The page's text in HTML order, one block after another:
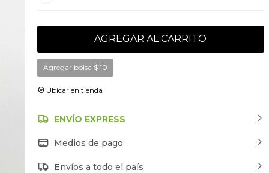
AGREGAR AL CARRITO
Agregar bolsa $ 10
Ubicar en tienda
ENVÍO EXPRESS
Medios de pago
Envíos a todo el país